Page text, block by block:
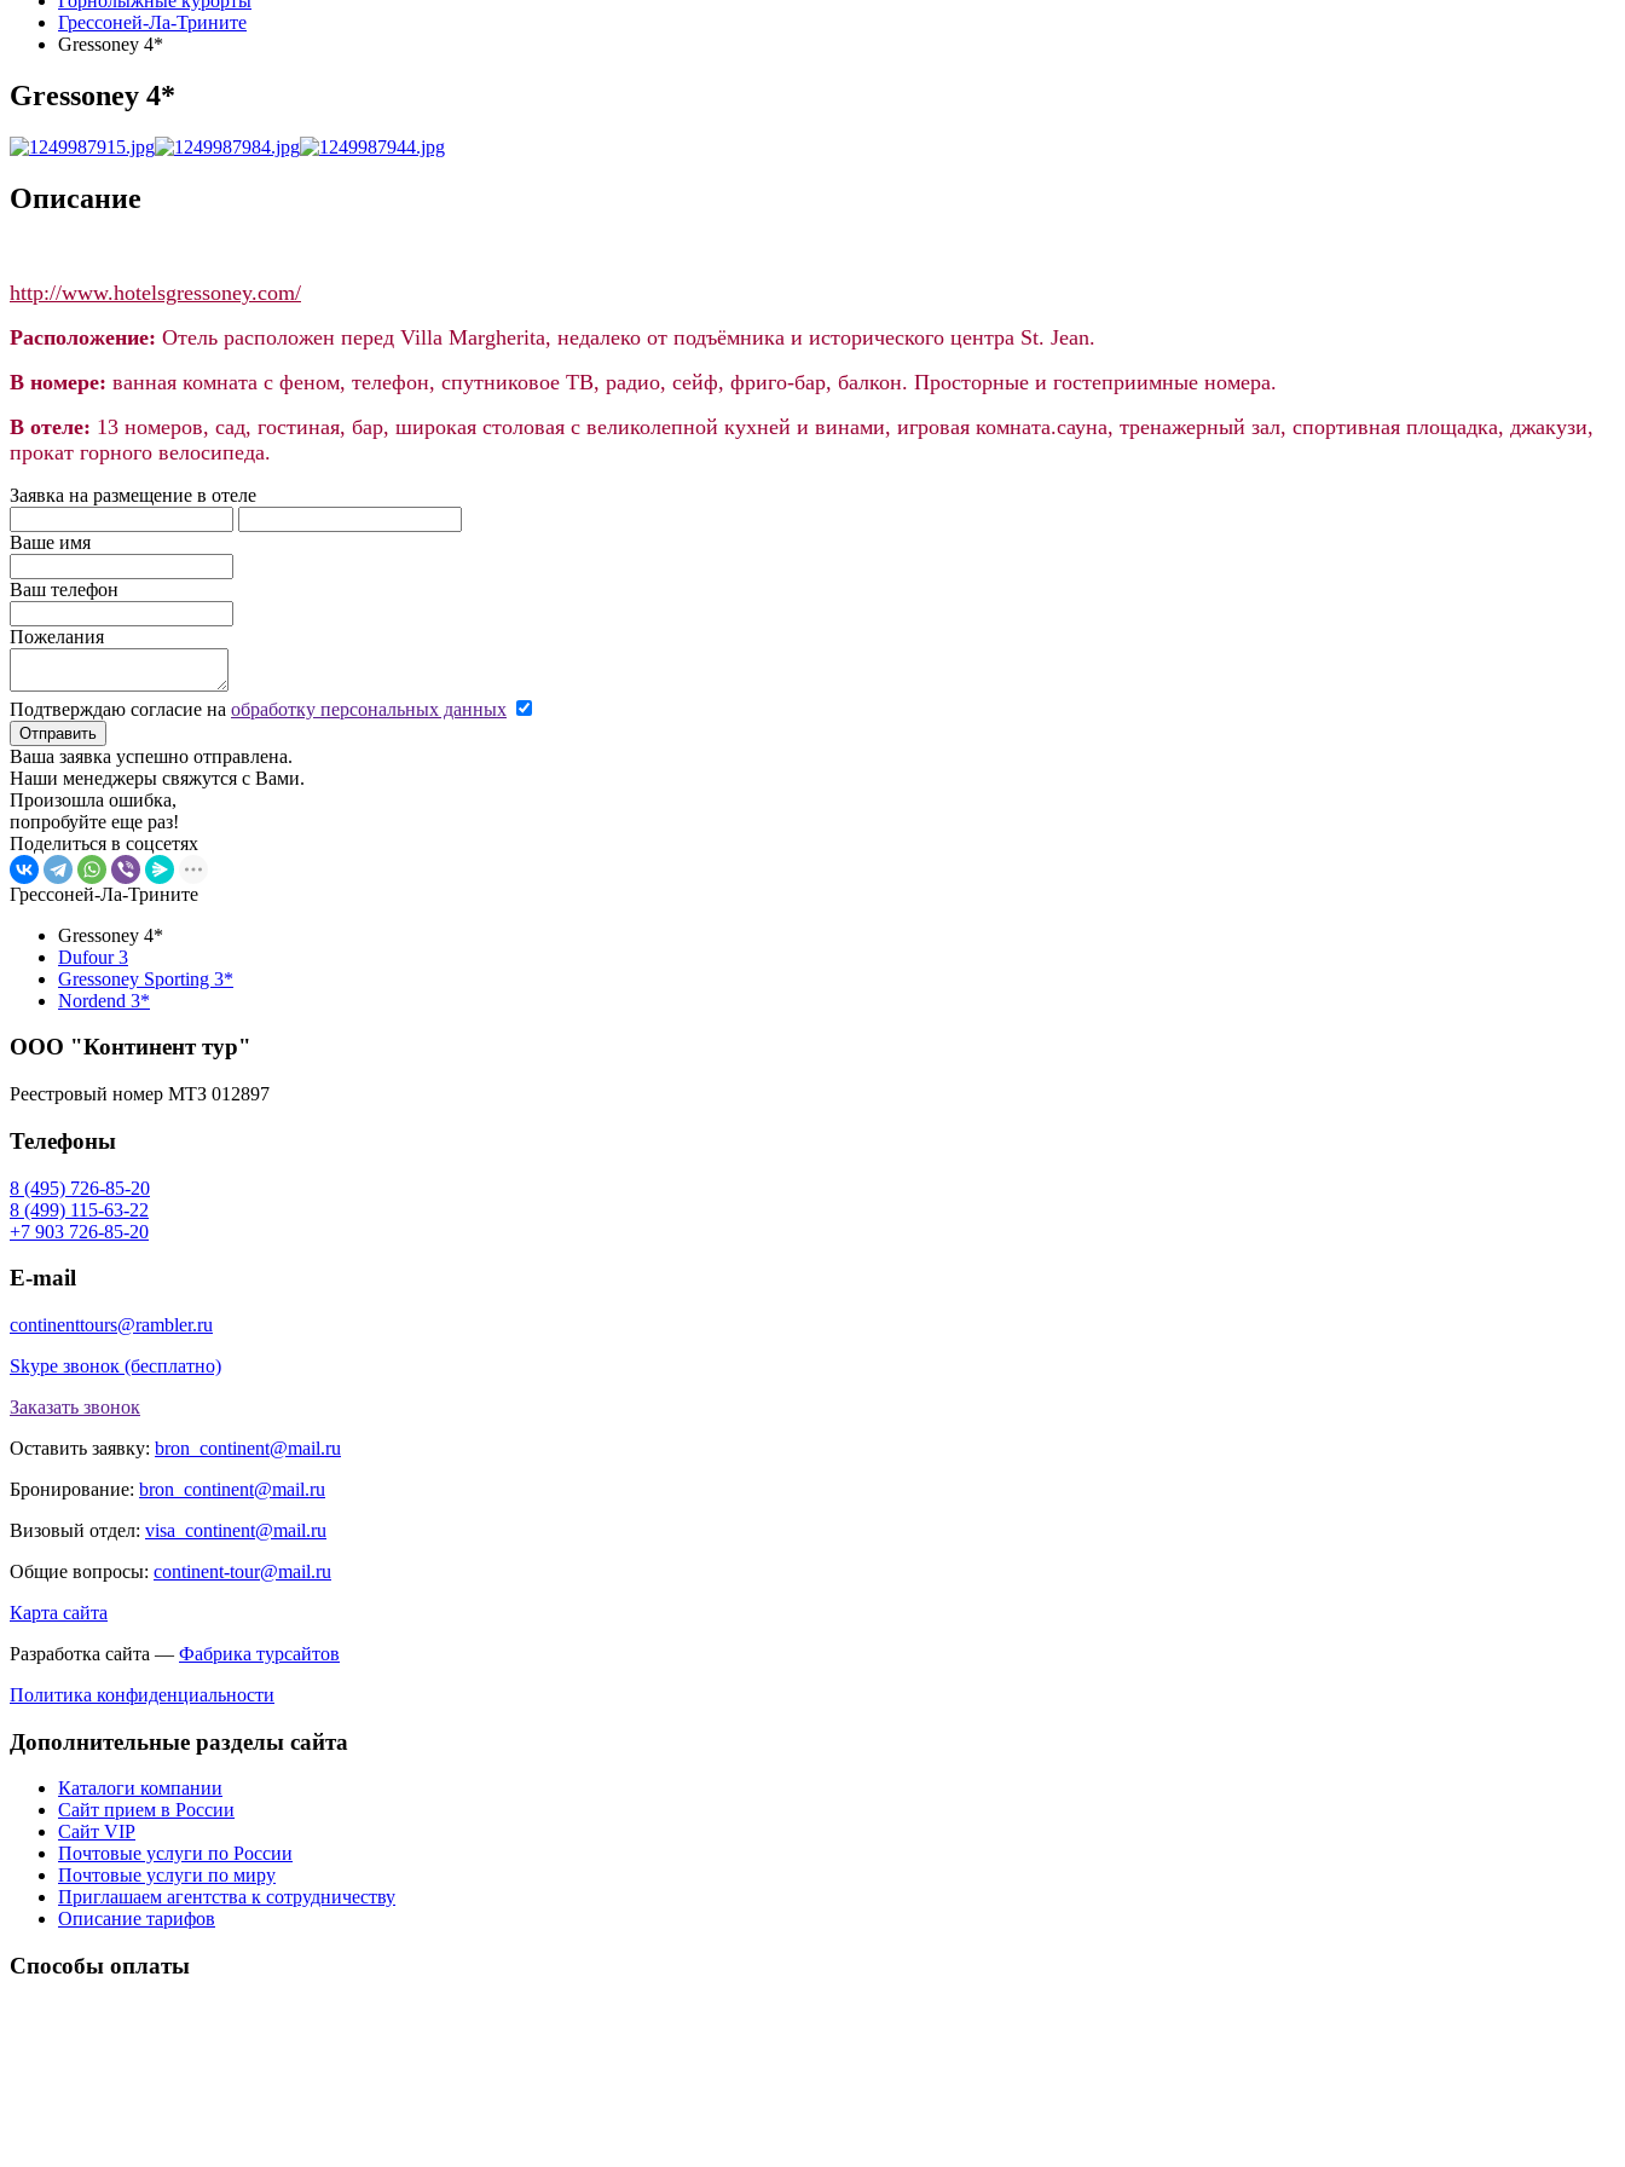
Грессоней-Ла-Трините
Gressoney 4*
Gressoney 4*
Описание
http://www.hotelsgressoney.com/
Расположение: Отель расположен перед Villa Margherita, недалеко от подъёмника и исторического центра St. Jean.
В номере: ванная комната с феном, телефон, спутниковое ТВ, радио, сейф, фриго-бар, балкон. Просторные и гостеприимные номера.
В отеле: 13 номеров, сад, гостиная, бар, широкая столовая с великолепной кухней и винами, игровая комната.сауна, тренажерный зал, спортивная площадка, джакузи,
прокат горного велосипеда.
Заявка на размещение в отеле
Ваше имя
Ваш телефон
Пожелания
Подтверждаю согласие на обработку персональных данных
Отправить
Ваша заявка успешно отправлена.
Наши менеджеры свяжутся с Вами.
Произошла ошибка,
попробуйте еще раз!
Поделиться в соцсетях
Грессоней-Ла-Трините
Gressoney 4*
Dufour 3
Gressoney Sporting 3*
Nordend 3*
ООО "Континент тур"
Реестровый номер МТЗ 012897
Телефоны
8 (495) 726-85-20
8 (499) 115-63-22
+7 903 726-85-20
E-mail
continenttours@rambler.ru
Skype звонок (бесплатно)
Заказать звонок
Оставить заявку: bron_continent@mail.ru
Бронирование: bron_continent@mail.ru
Визовый отдел: visa_continent@mail.ru
Общие вопросы: continent-tour@mail.ru
Карта сайта
Разработка сайта — Фабрика турсайтов
Политика конфиденциальности
Дополнительные разделы сайта
Каталоги компании
Сайт прием в России
Сайт VIP
Почтовые услуги по России
Почтовые услуги по миру
Приглашаем агентства к сотрудничеству
Описание тарифов
Способы оплаты